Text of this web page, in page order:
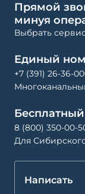
Прямой
минуя
Выбрать
Единый
+7 (391) 26-36-
8 (800) 350-00-
Для
Написать